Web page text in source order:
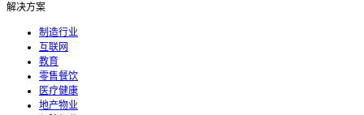
解决方案
制造行业
互联网
教育
零售餐饮
医疗健康
地产物业